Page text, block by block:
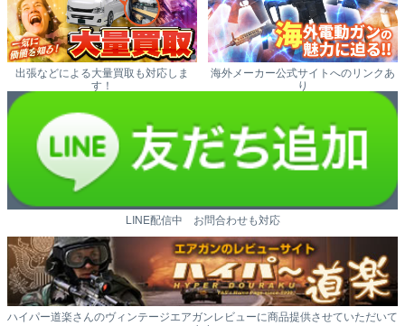
出張などによる大量買取も対応しま
す！
海外メーカー公式サイトへのリンクあ
り
LINE配信中 お問合わせも対応
ハイパー道楽さんのヴィンテージエアガンレビューに商品提供させていただいて